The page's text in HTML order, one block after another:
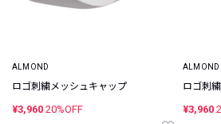
ALMOND
ロゴ刺繍メッシュキャップ
¥3,960 20%OFF
ALMOND
ロゴ刺
¥3,960